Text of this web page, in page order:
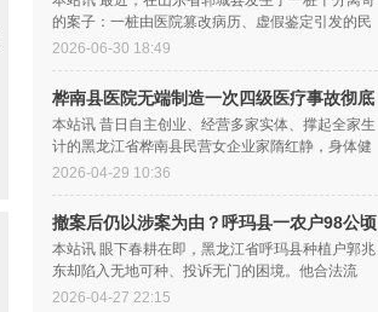
的案子：一桩由医院篡改病历、虚假鉴定引发的民
间纠纷，经当地卫...
2026-06-30 18:49
桦南县医院无端制造一次四级医疗事故彻底
摧毁
本站讯 昔日自主创业、经营多家实体、撑起全家生
计的黑龙江省桦南县民营女企业家隋红静，身体健
康、意气风发，是...
2026-04-29 10:36
撤案后仍以涉案为由？呼玛县一农户98公顷
耕地
本站讯 眼下春耕在即，黑龙江省呼玛县种植户郭兆
东却陷入无地可种、投诉无门的困境。他合法流
转、持续耕种多年的...
2026-04-27 22:15